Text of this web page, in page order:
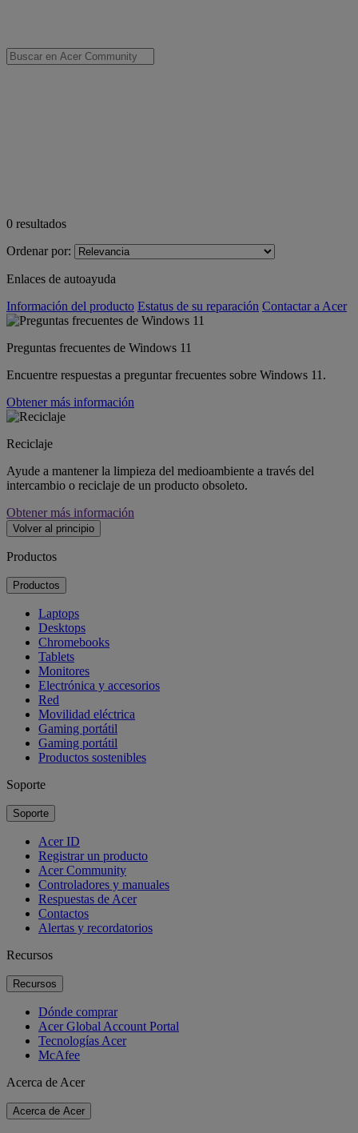
0 resultados
Ordenar por:
Enlaces de autoayuda
Información del producto Estatus de su reparación Contactar a Acer
Preguntas frecuentes de Windows 11
Encuentre respuestas a preguntar frecuentes sobre Windows 11.
Obtener más información
Reciclaje
Ayude a mantener la limpieza del medioambiente a través del
intercambio o reciclaje de un producto obsoleto.
Obtener más información
Volver al principio
Productos
Productos
Laptops
Desktops
Chromebooks
Tablets
Monitores
Electrónica y accesorios
Red
Movilidad eléctrica
Gaming portátil
Gaming portátil
Productos sostenibles
Soporte
Soporte
Acer ID
Registrar un producto
Acer Community
Controladores y manuales
Respuestas de Acer
Contactos
Alertas y recordatorios
Recursos
Recursos
Dónde comprar
Acer Global Account Portal
Tecnologías Acer
McAfee
Acerca de Acer
Acerca de Acer